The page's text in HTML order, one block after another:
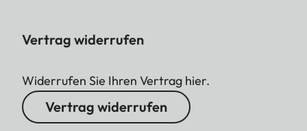
Vertrag widerrufen
Widerrufen Sie Ihren Vertrag hier.
Vertrag widerrufen